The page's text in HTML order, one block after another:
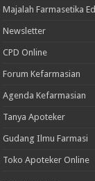
Majalah Farmasetika
Newsletter
CPD Online
Forum Kefarmasian
Agenda Kefarmasian
Tanya Apoteker
Gudang Ilmu Farmasi
Toko Apoteker Online